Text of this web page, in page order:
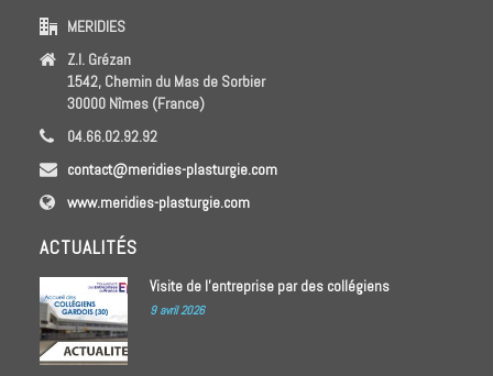
MERIDIES
Z.I. Grézan
1542, Chemin du Mas de Sorbier
30000 Nîmes (France)
04.66.02.92.92
contact@meridies-plasturgie.com
www.meridies-plasturgie.com
ACTUALITÉS
Visite de l’entreprise par des collégiens
9 avril 2026